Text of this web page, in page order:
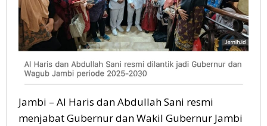
Jambi – Al Haris dan Abdullah Sani resmi
menjabat Gubernur dan Wakil Gubernur Jambi